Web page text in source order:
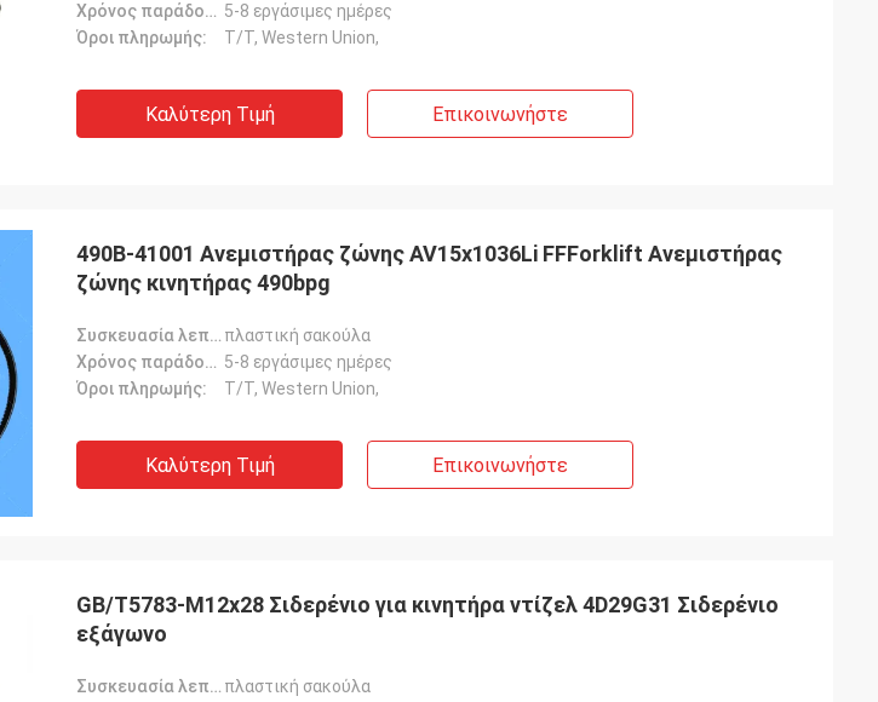
Χρόνος παράδοσης: 5-8 εργάσιμες ημέρες
Όροι πληρωμής:
Τ/Τ, Western Union,
Καλύτερη Τιμή Επικοινωνήστε
490B-41001 Ανεμιστήρας ζώνης AV15x1036Li FFForklift Ανεμιστήρας
ζώνης κινητήρας 490bpg
Συσκευασία λεπτομέρειες: πλαστική σακούλα
Χρόνος παράδοσης: 5-8 εργάσιμες ημέρες
Όροι πληρωμής:
Τ/Τ, Western Union,
Καλύτερη Τιμή Επικοινωνήστε
GB/T5783-M12x28 Σιδερένιο για κινητήρα ντίζελ 4D29G31 Σιδερένιο
εξάγωνο
Συσκευασία λεπτομέρειες: πλαστική σακούλα